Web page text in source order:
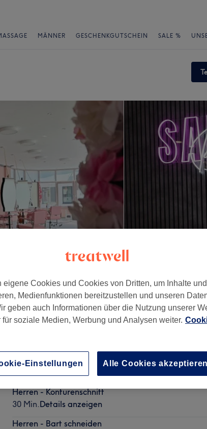
MÄNNER GESCHENKGUTSCHEIN SALE %
Herren - Waschen, Schneiden & Föhnen (inkl.
Herren - Konturenschnitt
30 Min.Details anzeigen
Herren - Bart schneiden
eigene Cookies und Cookies von Dritten, um Inhalte
Medienfunktionen bereitzustellen und unseren
geben auch Informationen über die Nutzung unserer
für soziale Medien, Werbung und Analysen weiter.
Einstellungen Alle Cookies akzeptieren